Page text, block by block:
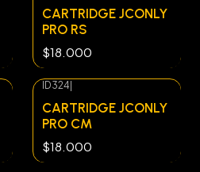
CARTRIDGE JCONLY
PRO RS
$18.000
ID324
CARTRIDGE JCONLY
PRO CM
$18.000